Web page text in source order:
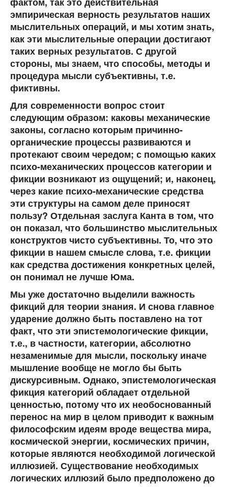
эмпирическая верность результатов наших
мыслительных операций, и мы хотим знать,
как эти мыслительные операции достигают
таких верных результатов. С другой
стороны, мы знаем, что способы, методы и
процедура мысли субъективны, т.е.
фиктивны.
Для современности вопрос стоит
следующим образом: каковы механические
законы, согласно которым причинно-
органические процессы развиваются и
протекают своим чередом; с помощью каких
психо-механических процессов категории и
фикции возникают из ощущений; и, наконец,
через какие психо-механические средства
эти структуры на самом деле приносят
пользу? Отдельная заслуга Канта в том, что
он показал, что большинство мыслительных
конструктов чисто субъективны. То, что это
фикции в нашем смысле слова, т.е. фикции
как средства достижения конкретных целей,
он понимал не лучше Юма.
Мы уже достаточно выделили важность
фикций для теории знания. И снова главное
ударение должно быть поставлено на тот
факт, что эти эпистемологические фикции,
т.е., в частности, категории, абсолютно
незаменимые для мысли, поскольку иначе
мышление вообще не могло бы быть
дискурсивным. Однако, эпистемологическая
фикция категорий обладает отдельной
ценностью, потому что их необоснованный
перенос на мир в целом приводит к важным
философским идеям вроде вещества мира,
космической энергии, космических причин,
которые являются необходимой логической
иллюзией. Существование необходимых
логических иллюзий было предположено до